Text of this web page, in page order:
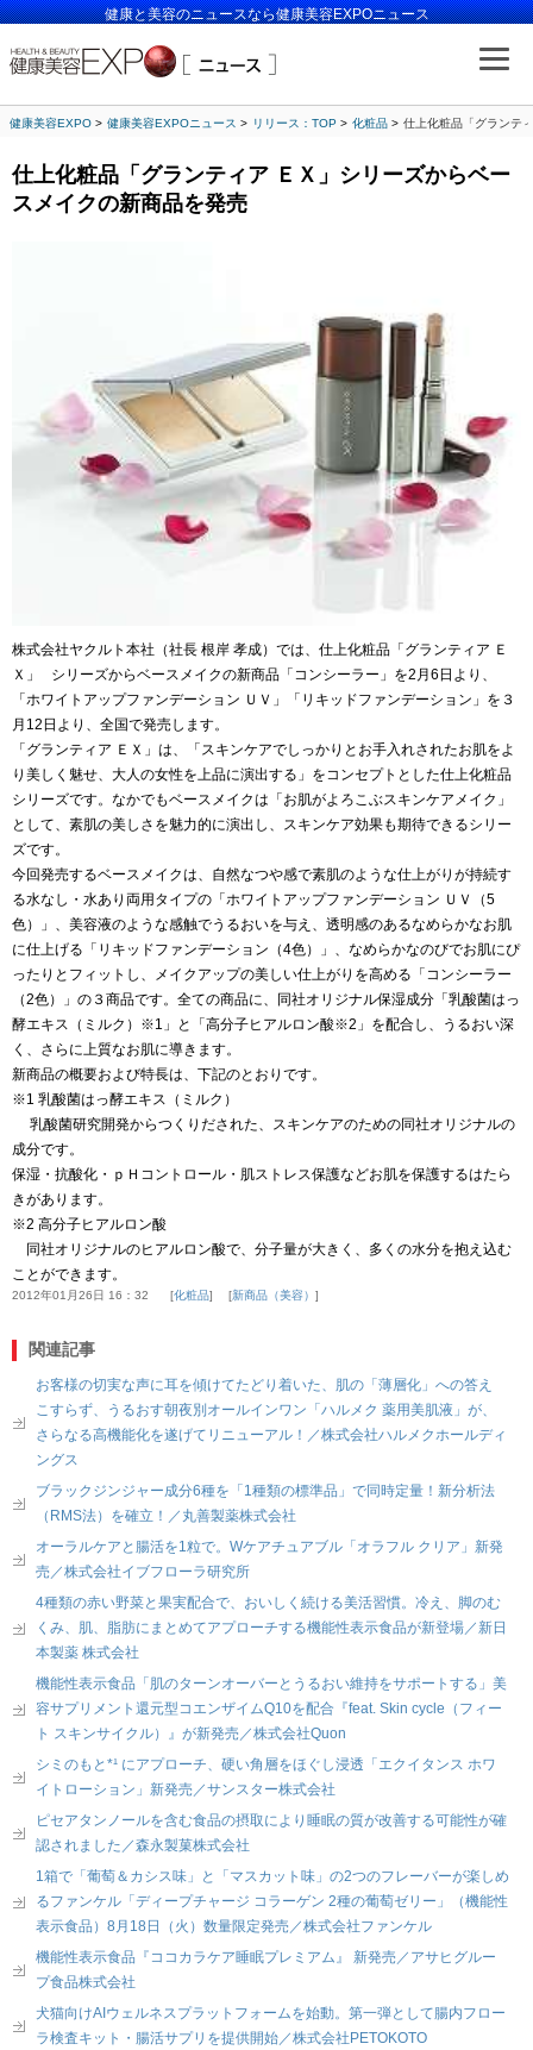
健康と美容のニュースなら健康美容EXPOニュース
健康美容EXPO 健康美容EXPOニュース リリース：TOP 化粧品 仕上化粧品「グランテ
仕上化粧品「グランティア ＥＸ」シリーズからベー
スメイクの新商品を発売
株式会社ヤクルト本社（社長 根岸 孝成）では、仕上化粧品「グランティア Ｅ
Ｘ」 シリーズからベースメイクの新商品「コンシーラー」を2月6日より、
「ホワイトアップファンデーション ＵＶ」「リキッドファンデーション」を３
月12日より、全国で発売します。
「グランティア ＥＸ」は、「スキンケアでしっかりとお手入れされたお肌をよ
り美しく魅せ、大人の女性を上品に演出する」をコンセプトとした仕上化粧品
シリーズです。なかでもベースメイクは「お肌がよろこぶスキンケアメイク」
として、素肌の美しさを魅力的に演出し、スキンケア効果も期待できるシリー
ズです。
今回発売するベースメイクは、自然なつや感で素肌のような仕上がりが持続す
る水なし・水あり両用タイプの「ホワイトアップファンデーション ＵＶ（5
色）」、美容液のような感触でうるおいを与え、透明感のあるなめらかなお肌
に仕上げる「リキッドファンデーション（4色）」、なめらかなのびでお肌にぴ
ったりとフィットし、メイクアップの美しい仕上がりを高める「コンシーラー
（2色）」の３商品です。全ての商品に、同社オリジナル保湿成分「乳酸菌はっ
酵エキス（ミルク）※1」と「高分子ヒアルロン酸※2」を配合し、うるおい深
く、さらに上質なお肌に導きます。
新商品の概要および特長は、下記のとおりです。
※1 乳酸菌はっ酵エキス（ミルク）
乳酸菌研究開発からつくりだされた、スキンケアのための同社オリジナルの
成分です。
保湿・抗酸化・ｐＨコントロール・肌ストレス保護などお肌を保護するはたら
きがあります。
※2 高分子ヒアルロン酸
同社オリジナルのヒアルロン酸で、分子量が大きく、多くの水分を抱え込む
ことができます。
2012年01月26日 16：32 化粧品 新商品（美容）
関連記事
お客様の切実な声に耳を傾けてたどり着いた、肌の「薄層化」への答え
こすらず、うるおす朝夜別オールインワン「ハルメク 薬用美肌液」が、
さらなる高機能化を遂げてリニューアル！／株式会社ハルメクホールディ
ングス
ブラックジンジャー成分6種を「1種類の標準品」で同時定量！新分析法
（RMS法）を確立！／丸善製薬株式会社
オーラルケアと腸活を1粒で。Wケアチュアブル「オラフル クリア」新発
売／株式会社イブフローラ研究所
4種類の赤い野菜と果実配合で、おいしく続ける美活習慣。冷え、脚のむ
くみ、肌、脂肪にまとめてアプローチする機能性表示食品が新登場／新日
本製薬 株式会社
機能性表示食品「肌のターンオーバーとうるおい維持をサポートする」美
容サプリメント還元型コエンザイムQ10を配合『feat. Skin cycle（フィー
ト スキンサイクル）』が新発売／株式会社Quon
シミのもと*¹ にアプローチ、硬い角層をほぐし浸透「エクイタンス ホワ
イトローション」新発売／サンスター株式会社
ピセアタンノールを含む食品の摂取により睡眠の質が改善する可能性が確
認されました／森永製菓株式会社
1箱で「葡萄＆カシス味」と「マスカット味」の2つのフレーバーが楽しめ
るファンケル「ディープチャージ コラーゲン 2種の葡萄ゼリー」（機能性
表示食品）8月18日（火）数量限定発売／株式会社ファンケル
機能性表示食品『ココカラケア睡眠プレミアム』 新発売／アサヒグルー
プ食品株式会社
犬猫向けAIウェルネスプラットフォームを始動。第一弾として腸内フロー
ラ検査キット・腸活サプリを提供開始／株式会社PETOKOTO